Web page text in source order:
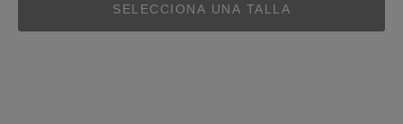
SELECCIONA UNA TALLA